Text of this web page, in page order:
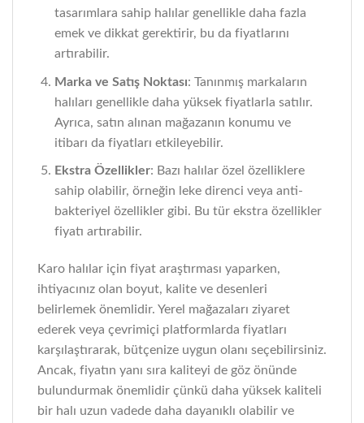
tasarımlara sahip halılar genellikle daha fazla
emek ve dikkat gerektirir, bu da fiyatlarını
artırabilir.
Marka ve Satış Noktası: Tanınmış markaların
halıları genellikle daha yüksek fiyatlarla satılır.
Ayrıca, satın alınan mağazanın konumu ve
itibarı da fiyatları etkileyebilir.
Ekstra Özellikler: Bazı halılar özel özelliklere
sahip olabilir, örneğin leke direnci veya anti-
bakteriyel özellikler gibi. Bu tür ekstra özellikler
fiyatı artırabilir.
Karo halılar için fiyat araştırması yaparken,
ihtiyacınız olan boyut, kalite ve desenleri
belirlemek önemlidir. Yerel mağazaları ziyaret
ederek veya çevrimiçi platformlarda fiyatları
karşılaştırarak, bütçenize uygun olanı seçebilirsiniz.
Ancak, fiyatın yanı sıra kaliteyi de göz önünde
bulundurmak önemlidir çünkü daha yüksek kaliteli
bir halı uzun vadede daha dayanıklı olabilir ve